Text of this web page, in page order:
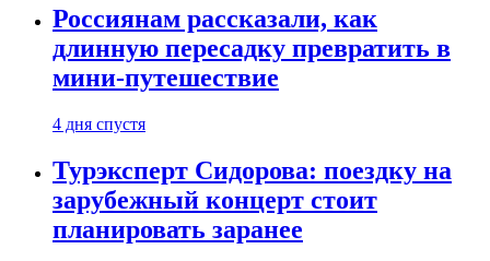
Россиянам рассказали, как
длинную пересадку превратить в
мини-путешествие
4 дня спустя
Турэксперт Сидорова: поездку на
зарубежный концерт стоит
планировать заранее